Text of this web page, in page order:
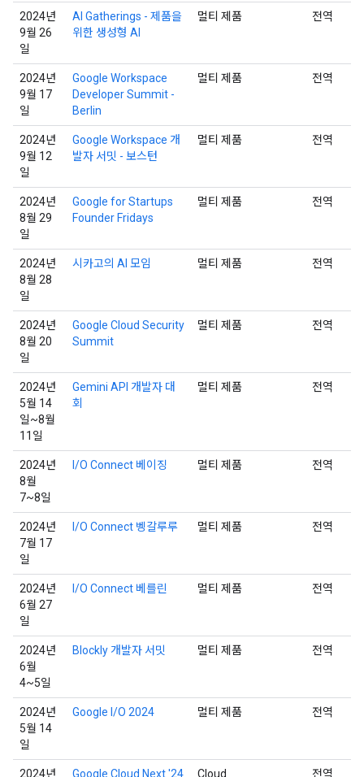
2024년
9월 26
일
AI Gatherings - 제품을
위한 생성형 AI
멀티 제품 전역
2024년
9월 17
일
Google Workspace
Developer Summit -
Berlin
멀티 제품 전역
2024년
9월 12
일
Google Workspace 개
발자 서밋 - 보스턴
멀티 제품 전역
2024년
8월 29
일
Google for Startups
Founder Fridays
멀티 제품 전역
2024년
8월 28
일
시카고의 AI 모임 멀티 제품 전역
2024년
8월 20
일
Google Cloud Security
Summit
멀티 제품 전역
2024년
5월 14
일~8월
11일
Gemini API 개발자 대
회
멀티 제품 전역
2024년
8월
7~8일
I/O Connect 베이징 멀티 제품 전역
2024년
7월 17
일
I/O Connect 벵갈루루 멀티 제품 전역
2024년
6월 27
일
I/O Connect 베를린 멀티 제품 전역
2024년
6월
4~5일
Blockly 개발자 서밋 멀티 제품 전역
2024년
5월 14
일
Google I/O 2024 멀티 제품 전역
2024년
Google Cloud Next '24 Cloud 전역